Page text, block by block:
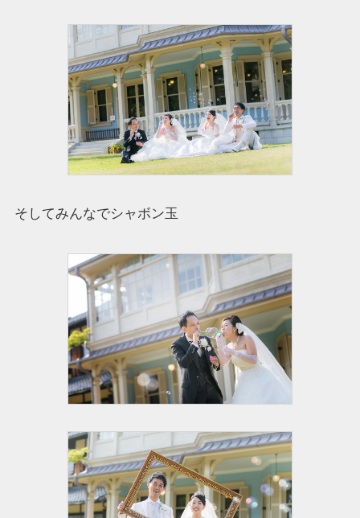
そしてみんなでシャボン玉